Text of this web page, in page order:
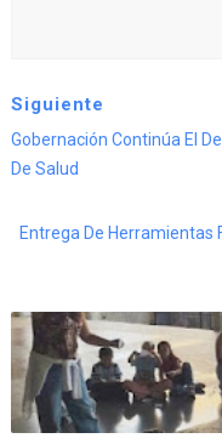
Siguiente
Gobernación Continúa El
De Salud
Entrega De Herramientas